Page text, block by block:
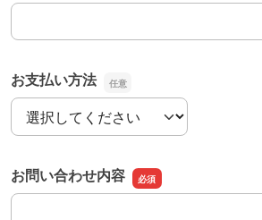
封入物・特典名
お支払い方法
お支払い方法
お問い合わせ内容
お問い合わせ内容